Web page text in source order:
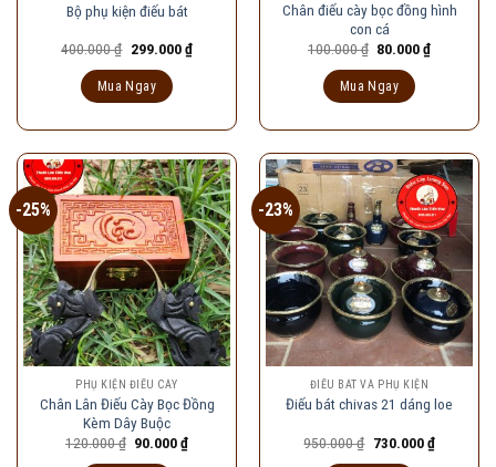
Bộ phụ kiện điếu bát
400.000₫ Giá
là:
400.000 ₫.
299.000₫Giá
hiện
Mua Ngay
Chân điếu cày bọc đồng hình
con cá
100.000₫ Giá
100.000 ₫.
80.000₫Giá
Mua Ngay
-25%
PHỤ KIỆN ĐIẾU CÀY
Chân Lân Điếu Cày Bọc Đồng
Kèm Dây Buộc
120.000₫ Giá
90.000₫Giá
-23%
ĐIẾU BÁT VÀ PHỤ KIỆN
Điếu bát chivas 21 dáng loe
950.000₫ Giá
730.000₫Giá
hiện